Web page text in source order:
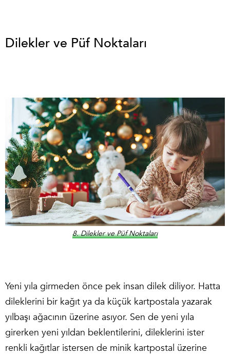
Dilekler ve Püf Noktaları
8. Dilekler ve Püf Noktaları
Yeni yıla girmeden önce pek insan dilek diliyor. Hatta
dileklerini bir kağıt ya da küçük kartpostala yazarak
yılbaşı ağacının üzerine asıyor. Sen de yeni yıla
girerken yeni yıldan beklentilerini, dileklerini ister
renkli kağıtlar istersen de minik kartpostal üzerine